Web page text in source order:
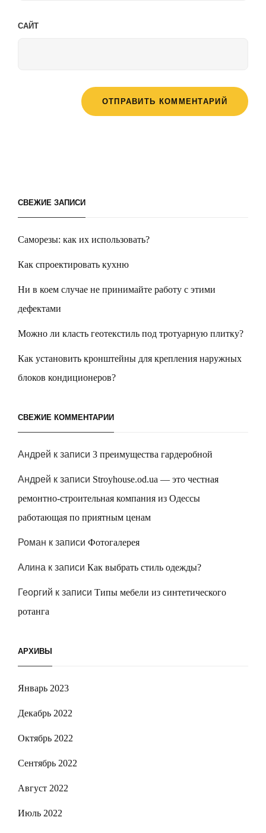
САЙТ
СВЕЖИЕ ЗАПИСИ
Саморезы: как их использовать?
Как спроектировать кухню
Ни в коем случае не принимайте работу с этими
дефектами
Можно ли класть геотекстиль под тротуарную плитку?
Как установить кронштейны для крепления наружных
блоков кондиционеров?
СВЕЖИЕ КОММЕНТАРИИ
Андрей к записи 3 преимущества гардеробной
Андрей к записи Stroyhouse.od.ua — это честная
ремонтно-строительная компания из Одессы
работающая по приятным ценам
Роман к записи Фотогалерея
Алина к записи Как выбрать стиль одежды?
Георгий к записи Типы мебели из синтетического
ротанга
АРХИВЫ
Январь 2023
Декабрь 2022
Октябрь 2022
Сентябрь 2022
Август 2022
Июль 2022